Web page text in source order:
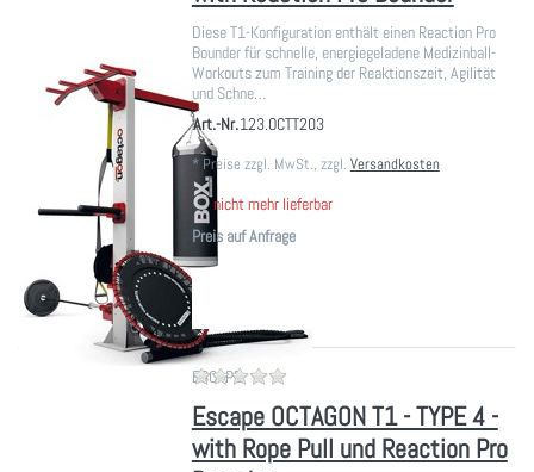
Diese T1-Konfiguration enthält einen Reaction Pro
Bounder für schnelle, energiegeladene Medizinball-
Workouts zum Training der Reaktionszeit, Agilität
und Schne…
Art.-Nr.123.OCTT203
* Preise zzgl. MwSt., zzgl. Versandkosten
nicht mehr lieferbar
Preis auf Anfrage
ESCAPE Zu diesem Produkt liegen noch
Escape OCTAGON T1 - TYPE 4 -
with Rope Pull und Reaction Pro